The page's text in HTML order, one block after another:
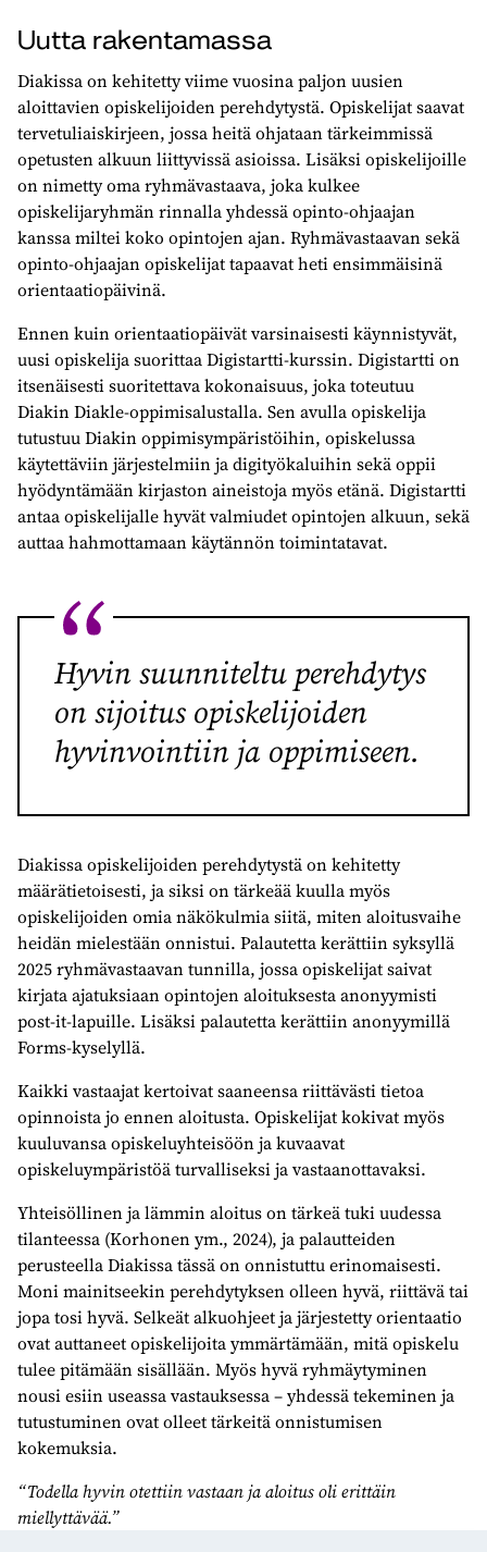
Uutta rakentamassa
Diakissa on kehitetty viime vuosina paljon uusien
aloittavien opiskelijoiden perehdytystä. Opiskelijat saavat
tervetuliaiskirjeen, jossa heitä ohjataan tärkeimmissä
opetusten alkuun liittyvissä asioissa. Lisäksi opiskelijoille
on nimetty oma ryhmävastaava, joka kulkee
opiskelijaryhmän rinnalla yhdessä opinto-ohjaajan
kanssa miltei koko opintojen ajan. Ryhmävastaavan sekä
opinto-ohjaajan opiskelijat tapaavat heti ensimmäisinä
orientaatiopäivinä.
Ennen kuin orientaatiopäivät varsinaisesti käynnistyvät,
uusi opiskelija suorittaa Digistartti-kurssin. Digistartti on
itsenäisesti suoritettava kokonaisuus, joka toteutuu
Diakin Diakle-oppimisalustalla. Sen avulla opiskelija
tutustuu Diakin oppimisympäristöihin, opiskelussa
käytettäviin järjestelmiin ja digityökaluihin sekä oppii
hyödyntämään kirjaston aineistoja myös etänä. Digistartti
antaa opiskelijalle hyvät valmiudet opintojen alkuun, sekä
auttaa hahmottamaan käytännön toimintatavat.
Hyvin suunniteltu perehdytys
on sijoitus opiskelijoiden
hyvinvointiin ja oppimiseen.
Diakissa opiskelijoiden perehdytystä on kehitetty
määrätietoisesti, ja siksi on tärkeää kuulla myös
opiskelijoiden omia näkökulmia siitä, miten aloitusvaihe
heidän mielestään onnistui. Palautetta kerättiin syksyllä
2025 ryhmävastaavan tunnilla, jossa opiskelijat saivat
kirjata ajatuksiaan opintojen aloituksesta anonyymisti
post-it-lapuille. Lisäksi palautetta kerättiin anonyymillä
Forms-kyselyllä.
Kaikki vastaajat kertoivat saaneensa riittävästi tietoa
opinnoista jo ennen aloitusta. Opiskelijat kokivat myös
kuuluvansa opiskeluyhteisöön ja kuvaavat
opiskeluympäristöä turvalliseksi ja vastaanottavaksi.
Yhteisöllinen ja lämmin aloitus on tärkeä tuki uudessa
tilanteessa (Korhonen ym., 2024), ja palautteiden
perusteella Diakissa tässä on onnistuttu erinomaisesti.
Moni mainitseekin perehdytyksen olleen hyvä, riittävä tai
jopa tosi hyvä. Selkeät alkuohjeet ja järjestetty orientaatio
ovat auttaneet opiskelijoita ymmärtämään, mitä opiskelu
tulee pitämään sisällään. Myös hyvä ryhmäytyminen
nousi esiin useassa vastauksessa – yhdessä tekeminen ja
tutustuminen ovat olleet tärkeitä onnistumisen
kokemuksia.
“Todella hyvin otettiin vastaan ja aloitus oli erittäin
miellyttävää.”